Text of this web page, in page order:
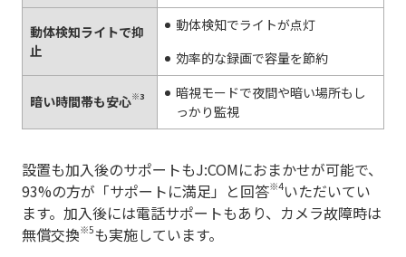
動体検知ライトで抑
止
動体検知でライトが点灯
効率的な録画で容量を節約
暗い時間帯も安心※3
暗視モードで夜間や暗い場所もし
っかり監視
設置も加入後のサポートもJ:COMにおまかせが可能で、
93%の方が「サポートに満足」と回答※4いただいてい
ます。加入後には電話サポートもあり、カメラ故障時は
無償交換※5も実施しています。